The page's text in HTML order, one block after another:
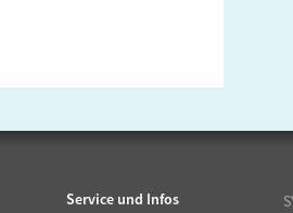
Service und Infos